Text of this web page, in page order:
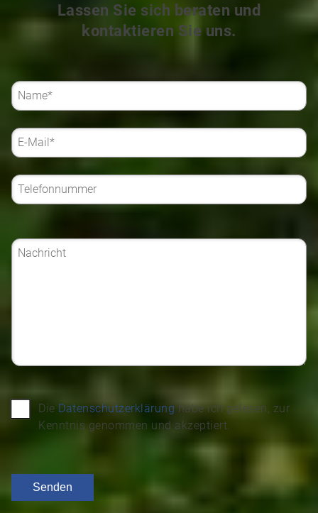
Lassen Sie sich beraten und
kontaktieren Sie uns.
Die Datenschutzerklärung habe ich gelesen, zur
Kenntnis genommen und akzeptiert.